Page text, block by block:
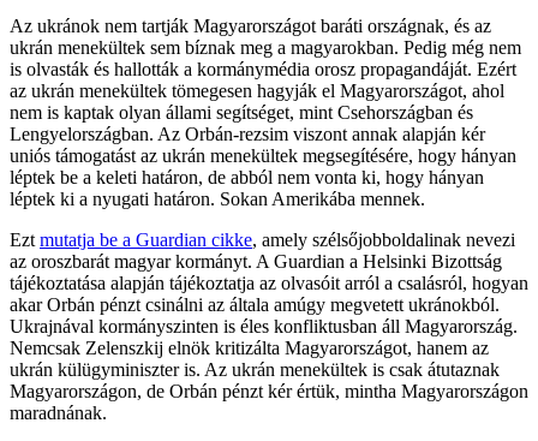
Az ukránok nem tartják Magyarországot baráti országnak, és az
ukrán menekültek sem bíznak meg a magyarokban. Pedig még nem
is olvasták és hallották a kormánymédia orosz propagandáját. Ezért
az ukrán menekültek tömegesen hagyják el Magyarországot, ahol
nem is kaptak olyan állami segítséget, mint Csehországban és
Lengyelországban. Az Orbán-rezsim viszont annak alapján kér
uniós támogatást az ukrán menekültek megsegítésére, hogy hányan
léptek be a keleti határon, de abból nem vonta ki, hogy hányan
léptek ki a nyugati határon. Sokan Amerikába mennek.
Ezt mutatja be a Guardian cikke, amely szélsőjobboldalinak nevezi
az oroszbarát magyar kormányt. A Guardian a Helsinki Bizottság
tájékoztatása alapján tájékoztatja az olvasóit arról a csalásról, hogyan
akar Orbán pénzt csinálni az általa amúgy megvetett ukránokból.
Ukrajnával kormányszinten is éles konfliktusban áll Magyarország.
Nemcsak Zelenszkij elnök kritizálta Magyarországot, hanem az
ukrán külügyminiszter is. Az ukrán menekültek is csak átutaznak
Magyarországon, de Orbán pénzt kér értük, mintha Magyarországon
maradnának.